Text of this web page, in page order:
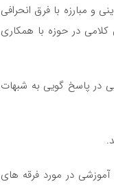
مبارزه با فرق انحرافی
در حوزه با همکاری
در پاسخ گویی به شبهات
آموزشی در مورد فرقه های